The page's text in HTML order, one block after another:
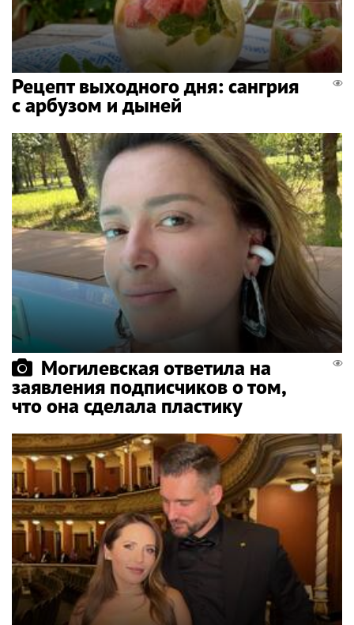
Рецепт выходного дня: сангрия
с арбузом и дыней
Могилевская ответила на
заявления подписчиков о том,
что она сделала пластику